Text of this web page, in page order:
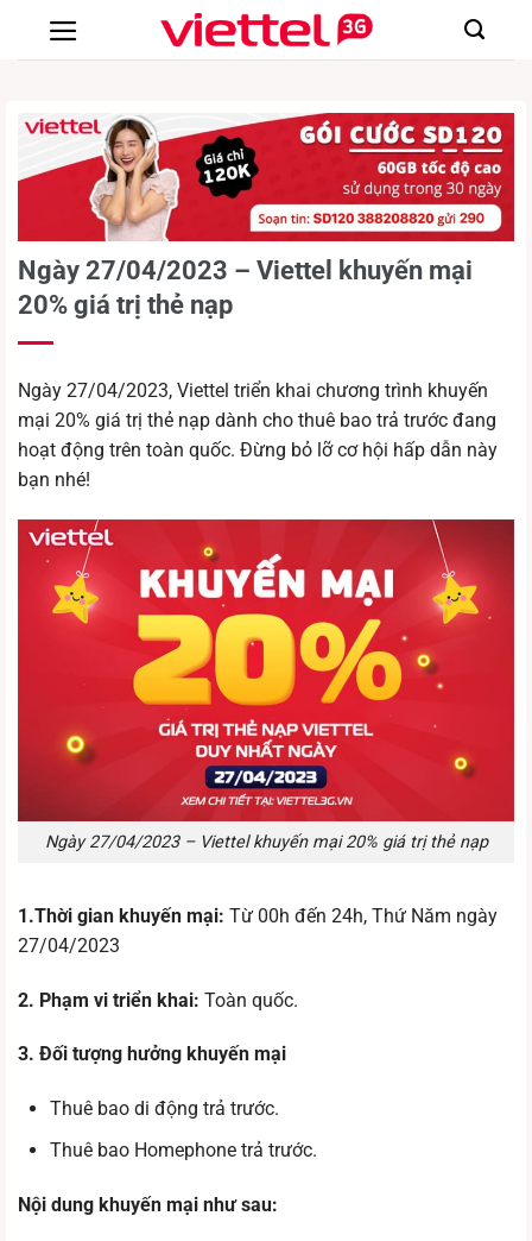
Ngày 27/04/2023 – Viettel khuyến mại
20% giá trị thẻ nạp
Ngày 27/04/2023, Viettel triển khai chương trình khuyến
mại 20% giá trị thẻ nạp dành cho thuê bao trả trước đang
hoạt động trên toàn quốc. Đừng bỏ lỡ cơ hội hấp dẫn này
bạn nhé!
Ngày 27/04/2023 – Viettel khuyến mại 20% giá trị thẻ nạp
1.Thời gian khuyến mại: Từ 00h đến 24h, Thứ Năm ngày
27/04/2023
2. Phạm vi triển khai: Toàn quốc.
3. Đối tượng hưởng khuyến mại
Thuê bao di động trả trước.
Thuê bao Homephone trả trước.
Nội dung khuyến mại như sau: